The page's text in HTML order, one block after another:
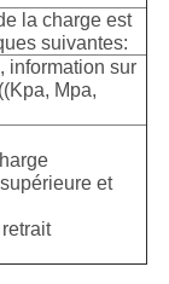
la charge est
suivantes:
information sur
Mpa,
et